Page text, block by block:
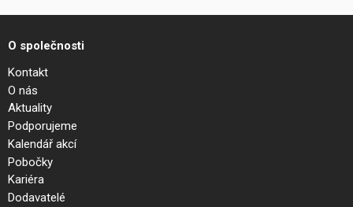
O společnosti
Kontakt
O nás
Aktuality
Podporujeme
Kalendář akcí
Pobočky
Kariéra
Dodavatelé